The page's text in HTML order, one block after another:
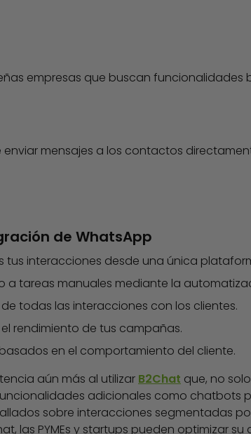
empresas que buscan funcionalidades
mensajes a los contactos
de WhatsApp
interacciones desde una única
a tareas manuales mediante la
todas las interacciones con los clientes.
rendimiento de tus campañas.
en el comportamiento del cliente.
aún más al utilizar B2Chat que, no
adicionales como chatbots
sobre interacciones segmentadas
las PYMEs y startups pueden optimizar